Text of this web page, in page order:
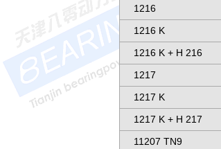
1216
1216 K
1216 K + H 216
1217
1217 K
1217 K + H 217
11207 TN9